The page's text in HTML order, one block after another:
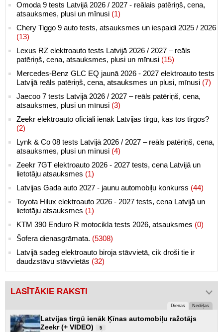
Omoda 9 tests Latvijā 2026 / 2027 - reālais patēriņš, cena,
atsauksmes, plusi un mīnusi (1)
Chery Tiggo 9 auto tests, atsauksmes un iespaidi 2025 / 2026
(13)
Lexus RZ elektroauto tests Latvijā 2026 / 2027 – reāls
patēriņš, cena, atsauksmes, plusi un mīnusi (15)
Mercedes-Benz GLC EQ jaunā 2026 - 2027 elektroauto tests
Latvijā reāls patēriņš, cena, atsauksmes un plusi, mīnusi (7)
Jaecoo 7 tests Latvijā 2026 / 2027 – reāls patēriņš, cena,
atsauksmes, plusi un mīnusi (3)
Zeekr elektroauto oficiāli ienāk Latvijas tirgū, kas tos tirgos?
(2)
Lynk & Co 08 tests Latvijā 2026 / 2027 – reāls patēriņš, cena,
atsauksmes, plusi un mīnusi (4)
Zeekr 7GT elektroauto 2026 - 2027 tests, cena Latvijā un
lietotāju atsauksmes (1)
Latvijas Gada auto 2027 - jaunu automobiļu konkurss (44)
Toyota Hilux elektroauto 2026 - 2027 tests, cena Latvijā un
lietotāju atsauksmes (1)
KTM 390 Enduro R motocikla tests 2026, atsauksmes (0)
Šofera dienasgrāmata. (5308)
Latvijā sadeg elektroauto biroja stāvvietā, cik droši tie ir
daudzstāvu stāvvietās (32)
LASĪTĀKIE RAKSTI
Dienas Nedēļas
Latvijas tirgū ienāk Ķīnas automobiļu ražotājs
Zeekr (+ VIDEO)
5